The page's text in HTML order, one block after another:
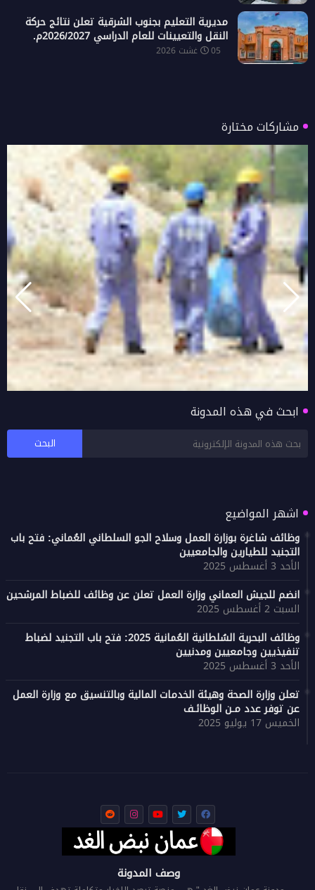
مديرية التعليم بجنوب الشرقية تعلن نتائج حركة
النقل والتعيينات للعام الدراسي 2026/2027م.
05 غشت 2026
مشاركات مختارة
دائرة البلدية بصور تنظم حملة موسعة لتنظيف
ابحث في هذه المدونة
اشهر المواضيع
وظائف شاغرة بوزارة العمل وسلاح الجو السلطاني العُماني: فتح باب
التجنيد للطيارين والجامعيين
الأحد 3 أغسطس 2025
انضم للجيش العماني وزارة العمل تعلن عن وظائف للضباط المرشحين
السبت 2 أغسطس 2025
وظائف البحرية السُلطانية العُمانية 2025: فتح باب التجنيد لضباط
تنفيذيين وجامعيين ومدنيين
الأحد 3 أغسطس 2025
تعلن وزارة الصحة وهيئة الخدمات المالية وبالتنسيق مع وزارة العمل
عن توفر عدد مـن الوظائـف
الخميس 17 يوليو 2025
وصف المدونة